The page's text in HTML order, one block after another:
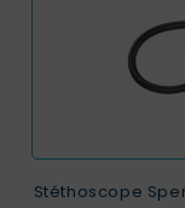
Stéthoscope